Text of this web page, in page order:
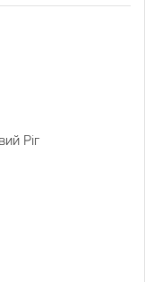
Ріг